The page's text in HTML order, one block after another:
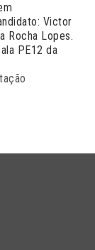
Victor
Rocha Lopes.
PE12 da